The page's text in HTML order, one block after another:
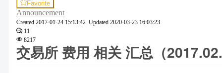
Favorite
Announcement
Created 2017-01-24 15:13:42 Updated 2020-03-23 16:03:23
11
8217
交易所 费用 相关 汇总（